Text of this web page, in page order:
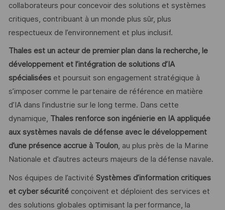
collaborateurs pour concevoir des solutions et systèmes
critiques, contribuant à un monde plus sûr, plus
respectueux de l’environnement et plus inclusif.
Thales est un acteur de premier plan dans la recherche, le
développement et l’intégration de solutions d’IA
spécialiséeset poursuit son engagement stratégique à
s’imposer comme le partenaire de référence en matière
d’IA dans l’industrie sur le long terme. Dans cette
dynamique, Thales renforce son ingénierie en IA appliquée
aux systèmes navals de défense avec le développement
d’une présence accrue à Toulon, au plus près de la Marine
Nationale et d’autres acteurs majeurs de la défense navale.
Nos équipes de l’activité Systèmes d’information critiques
et cyber sécuritéconçoivent et déploient des services et
des solutions globales optimisant la performance, la